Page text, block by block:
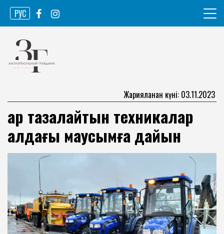
Skip
content
РУС
Законопослушный гражданин
Жарияланған күні: 03.11.2023
Қар тазалайтын техникалар
алдағы маусымға дайын